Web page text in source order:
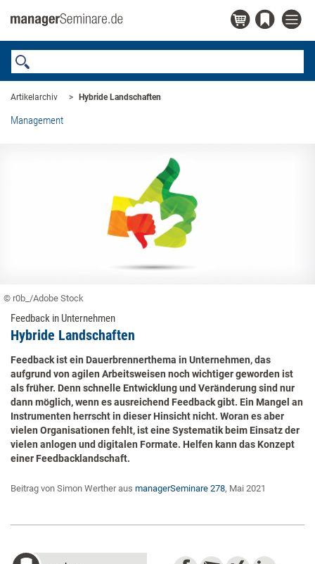
Artikelarchiv Hybride Landschaften
Management
© r0b_/Adobe Stock
Feedback in Unternehmen
Hybride Landschaften
Feedback ist ein Dauerbrennerthema in Unternehmen, das
aufgrund von agilen Arbeitsweisen noch wichtiger geworden ist
als früher. Denn schnelle Entwicklung und Veränderung sind nur
dann möglich, wenn es ausreichend Feedback gibt. Ein Mangel an
Instrumenten herrscht in dieser Hinsicht nicht. Woran es aber
vielen Organisationen fehlt, ist eine Systematik beim Einsatz der
vielen anlogen und digitalen Formate. Helfen kann das Konzept
einer Feedbacklandschaft.
Beitrag von Simon Werther aus managerSeminare 278, Mai 2021